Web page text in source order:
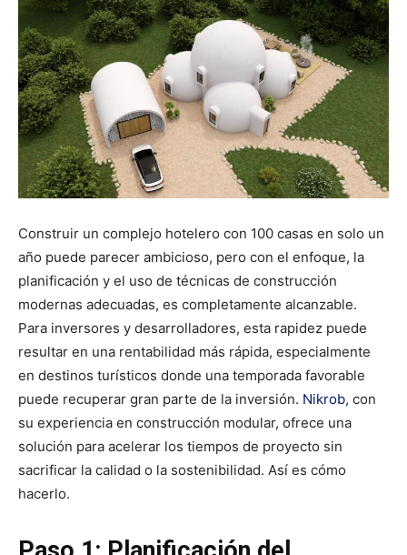
Construir un complejo hotelero con 100 casas en solo un
año puede parecer ambicioso, pero con el enfoque, la
planificación y el uso de técnicas de construcción
modernas adecuadas, es completamente alcanzable.
Para inversores y desarrolladores, esta rapidez puede
resultar en una rentabilidad más rápida, especialmente
en destinos turísticos donde una temporada favorable
puede recuperar gran parte de la inversión. Nikrob, con
su experiencia en construcción modular, ofrece una
solución para acelerar los tiempos de proyecto sin
sacrificar la calidad o la sostenibilidad. Así es cómo
hacerlo.